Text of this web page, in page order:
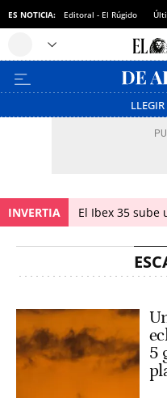
ES NOTICIA: Editoral - El Rúgido
INVERTIA El Ibex 35 sube
5